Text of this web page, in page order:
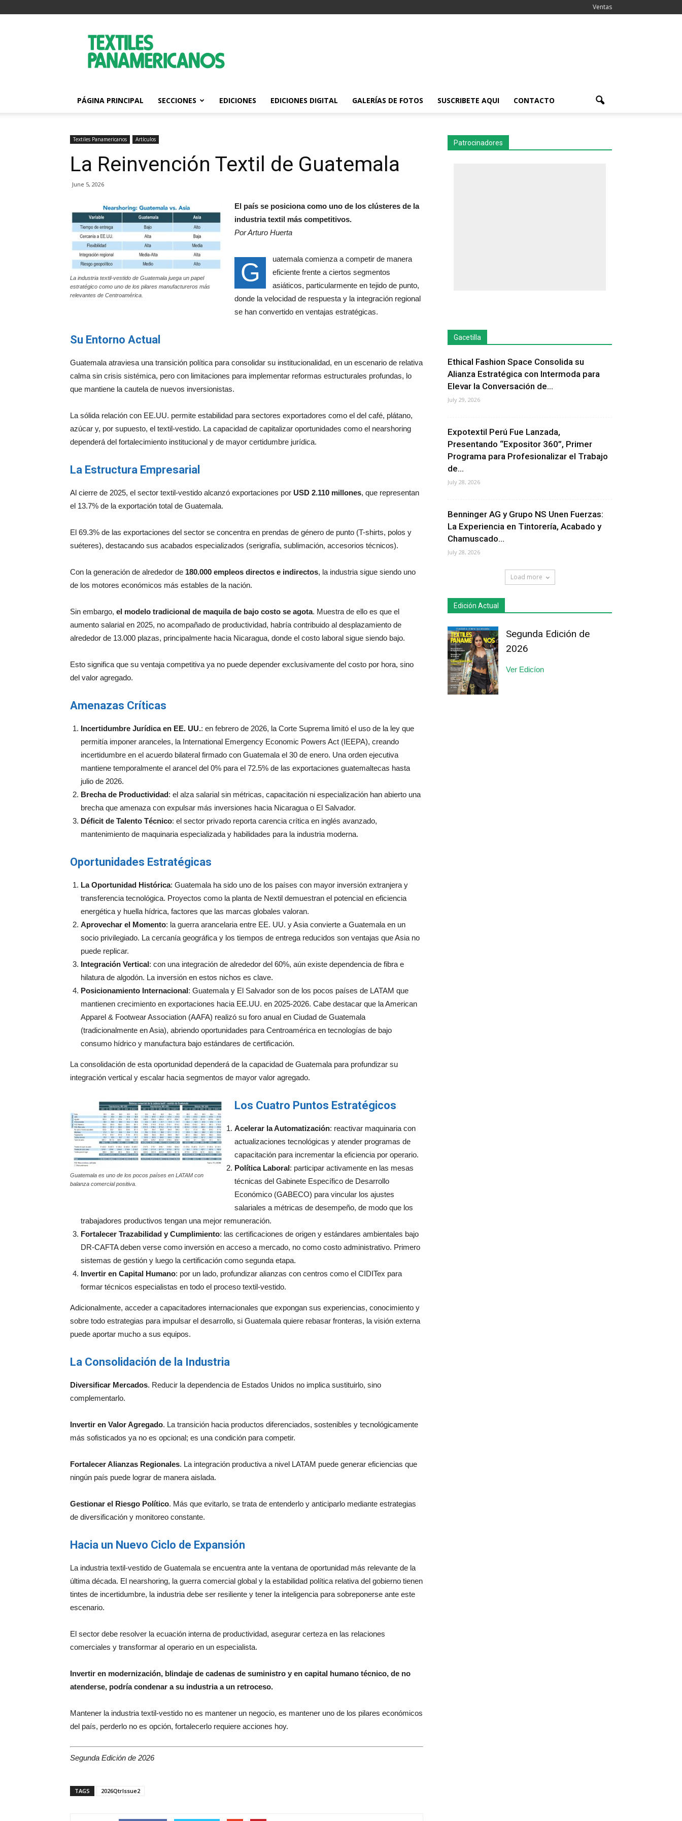
Ventas
Textiles
Panamericanos
PÁGINA PRINCIPAL SECCIONES EDICIONES EDICIONES DIGITAL GALERÍAS DE FOTOS SUSCRIBETE AQUI CONTACTO
Textiles Panamericanos Artículos
La Reinvención Textil de Guatemala
June 5, 2026
La industria textil-vestido de Guatemala juega un papel
estratégico como uno de los pilares manufactureros más
relevantes de Centroamérica.
El país se posiciona como uno de los clústeres de la
industria textil más competitivos.
Por Arturo Huerta
G
uatemala comienza a competir de manera
eficiente frente a ciertos segmentos
asiáticos, particularmente en tejido de punto,
donde la velocidad de respuesta y la integración regional
se han convertido en ventajas estratégicas.
Su Entorno Actual
Guatemala atraviesa una transición política para consolidar su institucionalidad, en un escenario de relativa
calma sin crisis sistémica, pero con limitaciones para implementar reformas estructurales profundas, lo
que mantiene la cautela de nuevos inversionistas.
La sólida relación con EE.UU. permite estabilidad para sectores exportadores como el del café, plátano,
azúcar y, por supuesto, el textil-vestido. La capacidad de capitalizar oportunidades como el nearshoring
dependerá del fortalecimiento institucional y de mayor certidumbre jurídica.
La Estructura Empresarial
Al cierre de 2025, el sector textil-vestido alcanzó exportaciones por USD 2.110 millones, que representan
el 13.7% de la exportación total de Guatemala.
El 69.3% de las exportaciones del sector se concentra en prendas de género de punto (T-shirts, polos y
suéteres), destacando sus acabados especializados (serigrafía, sublimación, accesorios técnicos).
Con la generación de alrededor de 180.000 empleos directos e indirectos, la industria sigue siendo uno
de los motores económicos más estables de la nación.
Sin embargo, el modelo tradicional de maquila de bajo costo se agota. Muestra de ello es que el
aumento salarial en 2025, no acompañado de productividad, habría contribuido al desplazamiento de
alrededor de 13.000 plazas, principalmente hacia Nicaragua, donde el costo laboral sigue siendo bajo.
Esto significa que su ventaja competitiva ya no puede depender exclusivamente del costo por hora, sino
del valor agregado.
Amenazas Críticas
Incertidumbre Jurídica en EE. UU.: en febrero de 2026, la Corte Suprema limitó el uso de la ley que
permitía imponer aranceles, la International Emergency Economic Powers Act (IEEPA), creando
incertidumbre en el acuerdo bilateral firmado con Guatemala el 30 de enero. Una orden ejecutiva
mantiene temporalmente el arancel del 0% para el 72.5% de las exportaciones guatemaltecas hasta
julio de 2026.
Brecha de Productividad: el alza salarial sin métricas, capacitación ni especialización han abierto una
brecha que amenaza con expulsar más inversiones hacia Nicaragua o El Salvador.
Déficit de Talento Técnico: el sector privado reporta carencia crítica en inglés avanzado,
mantenimiento de maquinaria especializada y habilidades para la industria moderna.
Oportunidades Estratégicas
La Oportunidad Histórica: Guatemala ha sido uno de los países con mayor inversión extranjera y
transferencia tecnológica. Proyectos como la planta de Nextil demuestran el potencial en eficiencia
energética y huella hídrica, factores que las marcas globales valoran.
Aprovechar el Momento: la guerra arancelaria entre EE. UU. y Asia convierte a Guatemala en un
socio privilegiado. La cercanía geográfica y los tiempos de entrega reducidos son ventajas que Asia no
puede replicar.
Integración Vertical: con una integración de alrededor del 60%, aún existe dependencia de fibra e
hilatura de algodón. La inversión en estos nichos es clave.
Posicionamiento Internacional: Guatemala y El Salvador son de los pocos países de LATAM que
mantienen crecimiento en exportaciones hacia EE.UU. en 2025-2026. Cabe destacar que la American
Apparel & Footwear Association (AAFA) realizó su foro anual en Ciudad de Guatemala
(tradicionalmente en Asia), abriendo oportunidades para Centroamérica en tecnologías de bajo
consumo hídrico y manufactura bajo estándares de certificación.
La consolidación de esta oportunidad dependerá de la capacidad de Guatemala para profundizar su
integración vertical y escalar hacia segmentos de mayor valor agregado.
Guatemala es uno de los pocos países en LATAM con
balanza comercial positiva.
Los Cuatro Puntos Estratégicos
Acelerar la Automatización: reactivar maquinaria con
actualizaciones tecnológicas y atender programas de
capacitación para incrementar la eficiencia por operario.
Política Laboral: participar activamente en las mesas
técnicas del Gabinete Específico de Desarrollo
Económico (GABECO) para vincular los ajustes
salariales a métricas de desempeño, de modo que los
trabajadores productivos tengan una mejor remuneración.
Fortalecer Trazabilidad y Cumplimiento: las certificaciones de origen y estándares ambientales bajo
DR-CAFTA deben verse como inversión en acceso a mercado, no como costo administrativo. Primero
sistemas de gestión y luego la certificación como segunda etapa.
Invertir en Capital Humano: por un lado, profundizar alianzas con centros como el CIDITex para
formar técnicos especialistas en todo el proceso textil-vestido.
Adicionalmente, acceder a capacitadores internacionales que expongan sus experiencias, conocimiento y
sobre todo estrategias para impulsar el desarrollo, si Guatemala quiere rebasar fronteras, la visión externa
puede aportar mucho a sus equipos.
La Consolidación de la Industria
Diversificar Mercados. Reducir la dependencia de Estados Unidos no implica sustituirlo, sino
complementarlo.
Invertir en Valor Agregado. La transición hacia productos diferenciados, sostenibles y tecnológicamente
más sofisticados ya no es opcional; es una condición para competir.
Fortalecer Alianzas Regionales. La integración productiva a nivel LATAM puede generar eficiencias que
ningún país puede lograr de manera aislada.
Gestionar el Riesgo Político. Más que evitarlo, se trata de entenderlo y anticiparlo mediante estrategias
de diversificación y monitoreo constante.
Hacia un Nuevo Ciclo de Expansión
La industria textil-vestido de Guatemala se encuentra ante la ventana de oportunidad más relevante de la
última década. El nearshoring, la guerra comercial global y la estabilidad política relativa del gobierno tienen
tintes de incertidumbre, la industria debe ser resiliente y tener la inteligencia para sobreponerse ante este
escenario.
El sector debe resolver la ecuación interna de productividad, asegurar certeza en las relaciones
comerciales y transformar al operario en un especialista.
Invertir en modernización, blindaje de cadenas de suministro y en capital humano técnico, de no
atenderse, podría condenar a su industria a un retroceso.
Mantener la industria textil-vestido no es mantener un negocio, es mantener uno de los pilares económicos
del país, perderlo no es opción, fortalecerlo requiere acciones hoy.
Segunda Edición de 2026
TAGS 2026QtrIssue2
Patrocinadores
Gacetilla
Ethical Fashion Space Consolida su
Alianza Estratégica con Intermoda para
Elevar la Conversación de...
July 29, 2026
Expotextil Perú Fue Lanzada,
Presentando “Expositor 360”, Primer
Programa para Profesionalizar el Trabajo
de...
July 28, 2026
Benninger AG y Grupo NS Unen Fuerzas:
La Experiencia en Tintorería, Acabado y
Chamuscado...
July 28, 2026
Load more
Edición Actual
Segunda Edición de
2026
Ver Edicíon